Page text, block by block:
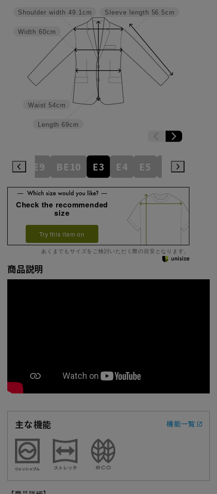
Sleeve length 56.5cm
Length 69cm
Waist 54cm
Width 60cm
Shoulder width 49.1cm
BE9 BE10 E3 E4 E5 E6
Check the recommended
size
Try this item on
あくまでもサイズをご検討いただく際の目安となります。
商品説明
主な機能 機能一覧